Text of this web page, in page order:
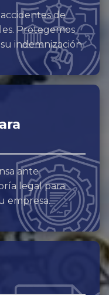
de
Protegemos
indemnización.
ante
legal para
empresa.